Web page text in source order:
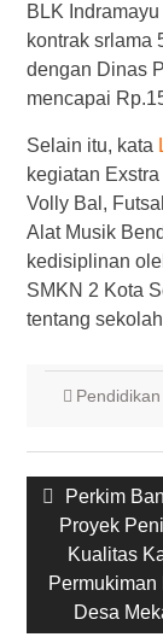
BLK
kontrak srlama
dengan Dinas
mencapai
Selain itu, kata
kegiatan
Volly Bal,
Alat Musik
kedisiplinan
SMKN 2 Kota
tentang
Pendidikan
Post
navigation
Previous
post:
Perkim
Proyek
Kualitas
Permukiman
Desa